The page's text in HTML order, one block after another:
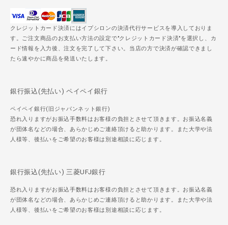
クレジットカード決済にはイプシロンの決済代行サービスを導入しておりま
す。ご注文商品のお支払い方法の設定で"クレジットカード決済"を選択し、カ
ード情報を入力後、注文を完了して下さい。当店の方で決済が確認できまし
たら速やかに商品を発送いたします。
銀行振込(先払い) ペイペイ銀行
ペイペイ銀行(旧ジャパンネット銀行)
恐れ入りますがお振込手数料はお客様の負担とさせて頂きます。お振込名義
が団体名などの場合、あらかじめご連絡頂けると助かります。また大学や法
人様等、後払いをご希望のお客様は別途相談に応じます。
銀行振込(先払い) 三菱UFJ銀行
恐れ入りますがお振込手数料はお客様の負担とさせて頂きます。お振込名義
が団体名などの場合、あらかじめご連絡頂けると助かります。また大学や法
人様等、後払いをご希望のお客様は別途相談に応じます。